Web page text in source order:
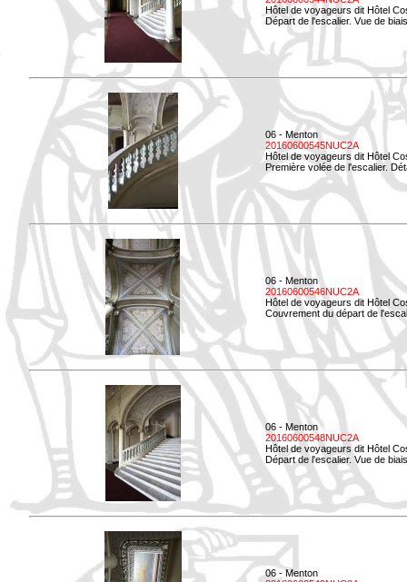
Hôtel de voyageurs dit Hôtel
Départ de l'escalier. Vue de
06 - Menton
20160600545NUC2A
Hôtel de voyageurs dit Hôtel
Première volée de l'escalier.
06 - Menton
20160600546NUC2A
Hôtel de voyageurs dit Hôtel
Couvrement du départ de
06 - Menton
20160600548NUC2A
Hôtel de voyageurs dit Hôtel
Départ de l'escalier. Vue de
06 - Menton